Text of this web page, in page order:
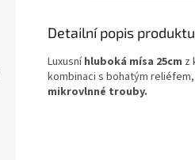
Detailní popis produktu
Luxusníhluboká mísa 25cm z
kombinaci s bohatým
mikrovlnné trouby.